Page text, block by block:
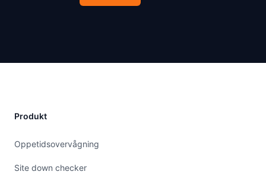
Produkt
Oppetidsovervågning
Site down checker